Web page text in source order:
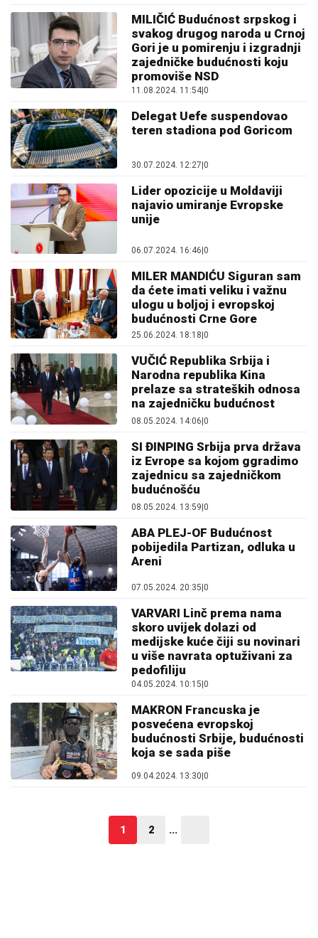
MILIČIĆ Budućnost srpskog i
svakog drugog naroda u Crnoj
Gori je u pomirenju i izgradnji
zajedničke budućnosti koju
promoviše NSD
11.08.2024. 11:54 0
Delegat Uefe suspendovao
teren stadiona pod Goricom
30.07.2024. 12:27|0
Lider opozicije u Moldaviji
najavio umiranje Evropske
unije
06.07.2024. 16:46 0
MILER MANDIĆU Siguran sam
da ćete imati veliku i važnu
ulogu u boljoj i evropskoj
budućnosti Crne Gore
25.06.2024. 18:18|0
VUČIĆ Republika Srbija i
Narodna republika Kina
prelaze sa strateških odnosa
na zajedničku budućnost
08.05.2024. 14:06|0
SI ĐINPING Srbija prva država
iz Evrope sa kojom ggradimo
zajednicu sa zajedničkom
budućnošću
08.05.2024. 13:59|0
ABA PLEJ-OF Budućnost
pobijedila Partizan, odluka u
Areni
07.05.2024. 20:35 0
VARVARI Linč prema nama
skoro uvijek dolazi od
medijske kuće čiji su novinari
u više navrata optuživani za
pedofiliju
04.05.2024. 10:15 0
MAKRON Francuska je
posvećena evropskoj
budućnosti Srbije, budućnosti
koja se sada piše
09.04.2024. 13:30 0
1 2 ...